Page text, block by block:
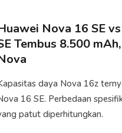
Nova 16 SE
Tembus 8.500
daya Nova 16z
16 SE. Perbedaan
patut diperhitungkan.